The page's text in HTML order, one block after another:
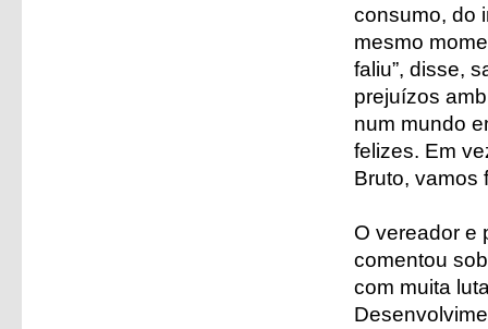
consumo, do
mesmo
faliu”, disse,
prejuízos
num mundo
felizes. Em
Bruto, vamos
O vereador e
comentou
com muita